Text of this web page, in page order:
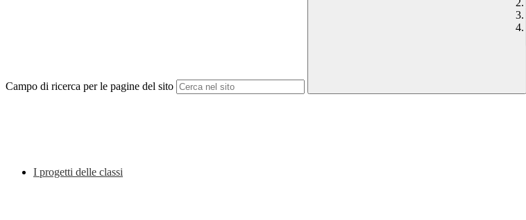
Campo di ricerca per le pagine del sito
I progetti delle classi